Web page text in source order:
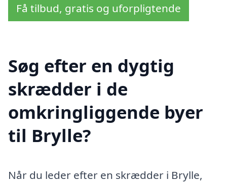
Få tilbud, gratis og uforpligtende
Søg efter en dygtig
skrædder i de
omkringliggende byer
til Brylle?
Når du leder efter en skrædder i Brylle,